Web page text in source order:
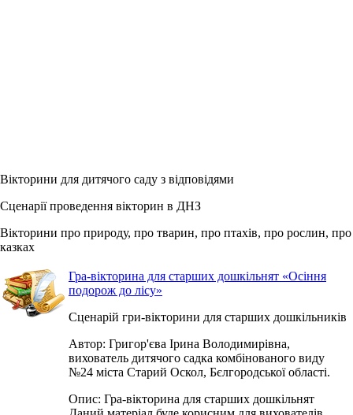
Вікторини для дитячого саду з відповідями
Сценарії проведення вікторин в ДНЗ
Вікторини про природу, про тварин, про птахів, про рослин, про
казках
Гра-вікторина для старших дошкільнят «Осіння
подорож до лісу»
Сценарій гри-вікторини для старших дошкільників
Автор: Григор'єва Ірина Володимирівна,
вихователь дитячого садка комбінованого виду
№24 міста Старий Оскол, Бєлгородської області.
Опис: Гра-вікторина для старших дошкільнят